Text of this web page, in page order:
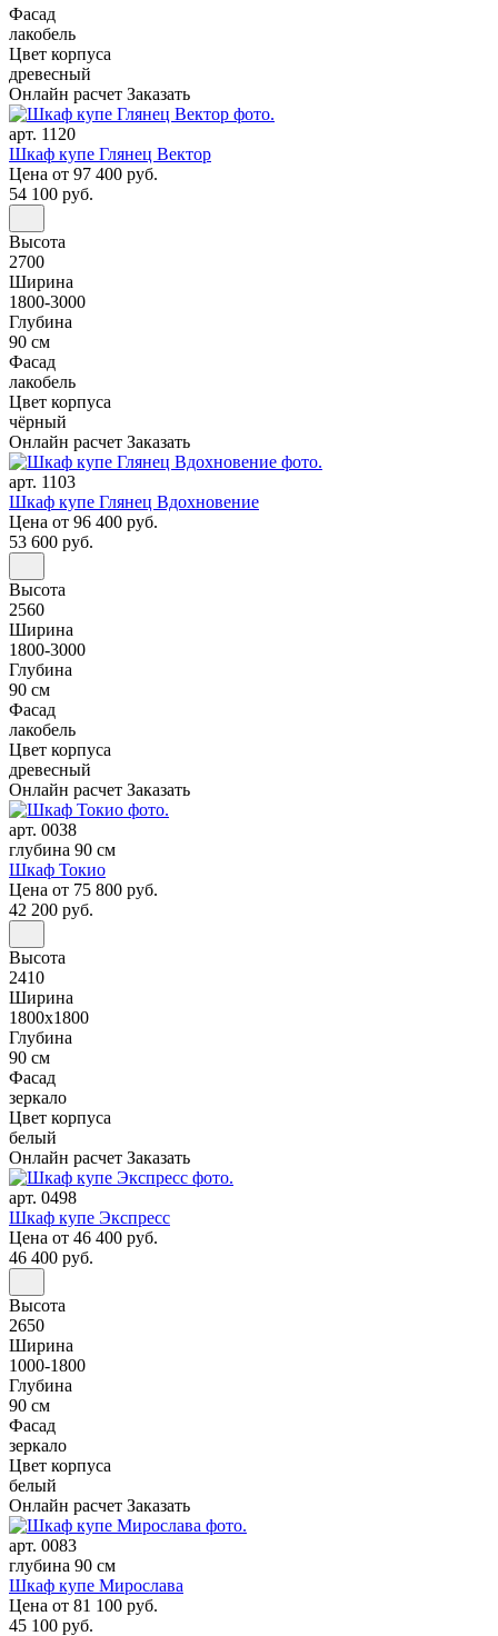
Фасад
лакобель
Цвет корпуса
древесный
Онлайн расчет Заказать
арт. 1120
Шкаф купе Глянец Вектор
Цена от 97 400 руб.
54 100 руб.
Высота
2700
Ширина
1800-3000
Глубина
90 см
Фасад
лакобель
Цвет корпуса
чёрный
Онлайн расчет Заказать
арт. 1103
Шкаф купе Глянец Вдохновение
Цена от 96 400 руб.
53 600 руб.
Высота
2560
Ширина
1800-3000
Глубина
90 см
Фасад
лакобель
Цвет корпуса
древесный
Онлайн расчет Заказать
арт. 0038
глубина 90 см
Шкаф Токио
Цена от 75 800 руб.
42 200 руб.
Высота
2410
Ширина
1800x1800
Глубина
90 см
Фасад
зеркало
Цвет корпуса
белый
Онлайн расчет Заказать
арт. 0498
Шкаф купе Экспресс
Цена от 46 400 руб.
46 400 руб.
Высота
2650
Ширина
1000-1800
Глубина
90 см
Фасад
зеркало
Цвет корпуса
белый
Онлайн расчет Заказать
арт. 0083
глубина 90 см
Шкаф купе Мирослава
Цена от 81 100 руб.
45 100 руб.